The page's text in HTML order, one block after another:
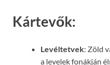
Kártevők:
Levéltetvek: Zöld
a levelek fonákján